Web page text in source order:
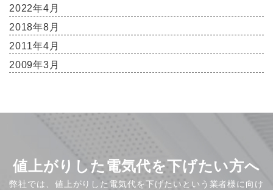
2022年4月
2018年8月
2011年4月
2009年3月
値上がりした電気代を下げたい方へ
弊社では、値上がりした電気代を下げたいという業者様に向け